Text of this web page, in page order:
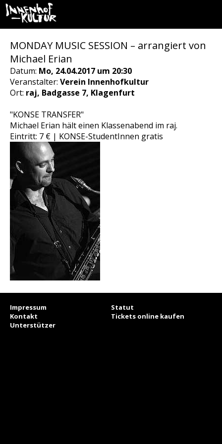
MONDAY MUSIC SESSION – arrangiert von
Michael Erian
Datum: Mo, 24.04.2017 um 20:30
Veranstalter: Verein Innenhofkultur
Ort: raj, Badgasse 7, Klagenfurt
"KONSE TRANSFER"
Michael Erian hält einen Klassenabend im raj.
Eintritt: 7 € | KONSE-StudentInnen gratis
Impressum
Statut
Kontakt
Tickets online kaufen
Unterstützer